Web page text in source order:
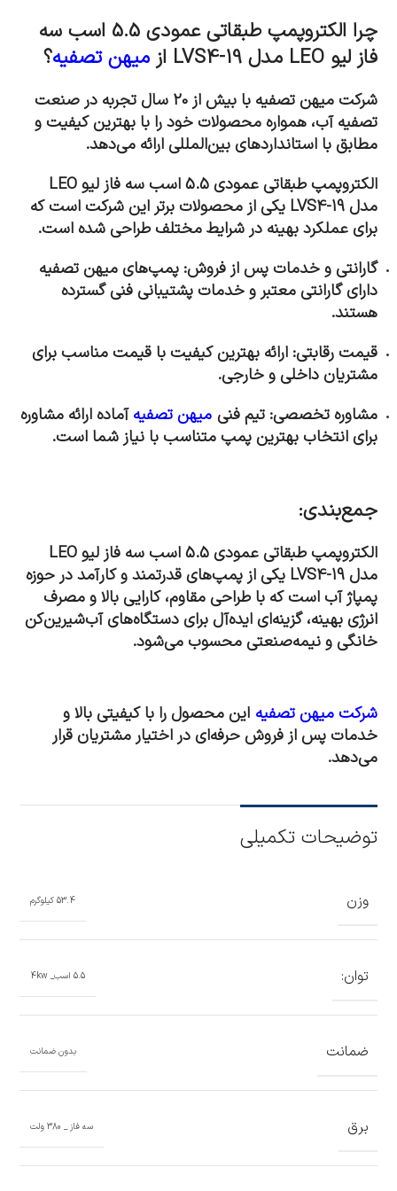
چرا الکتروپمپ طبقاتی عمودی 5.5 اسب سه
فاز لیو LEO مدل LVS4-19
از میهن تصفیه؟
شرکت میهن تصفیه با بیش از 20 سال تجربه در صنعت
تصفیه آب، همواره محصولات خود را با بهترین کیفیت و
مطابق با استانداردهای بین‌المللی ارائه می‌دهد.
الکتروپمپ طبقاتی عمودی 5.5 اسب سه فاز لیو LEO
مدل LVS4-19
یکی از محصولات برتر این شرکت است که
برای عملکرد بهینه در شرایط مختلف طراحی شده است.
گارانتی و خدمات پس از فروش: پمپ‌های میهن تصفیه
دارای گارانتی معتبر و خدمات پشتیبانی فنی گسترده
هستند.
قیمت رقابتی: ارائه بهترین کیفیت با قیمت مناسب برای
مشتریان داخلی و خارجی.
مشاوره تخصصی: تیم فنی میهن تصفیه آماده ارائه مشاوره
برای انتخاب بهترین پمپ متناسب با نیاز شما است.
جمع‌بندی:
الکتروپمپ طبقاتی عمودی 5.5 اسب سه فاز لیو LEO
مدل LVS4-19
یکی از پمپ‌های قدرتمند و کارآمد در حوزه
پمپاژ آب است که با طراحی مقاوم، کارایی بالا و مصرف
انرژی بهینه، گزینه‌ای ایده‌آل برای دستگاه‌های آب‌شیرین‌کن
خانگی و نیمه‌صنعتی محسوب می‌شود.
شرکت میهن تصفیه این محصول را با کیفیتی بالا و
خدمات پس از فروش حرفه‌ای در اختیار مشتریان قرار
می‌دهد.
توضیحات تکمیلی
وزن 53.4 کیلوگرم
توان: 5.5 اسب_ 4kw
ضمانت بدون ضمانت
برق سه فاز _ 380 ولت